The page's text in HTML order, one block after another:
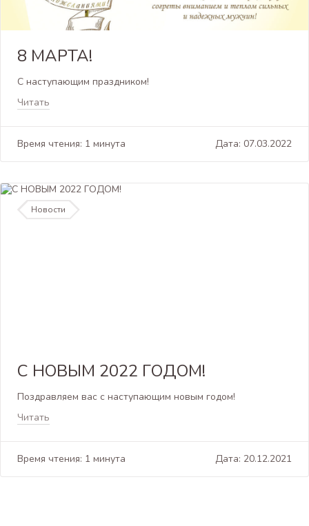
8 МАРТА!
С наступающим праздником!
Читать
Время чтения: 1 минута Дата: 07.03.2022
Новости
С НОВЫМ 2022 ГОДОМ!
Поздравляем вас с наступающим новым годом!
Читать
Время чтения: 1 минута Дата: 20.12.2021